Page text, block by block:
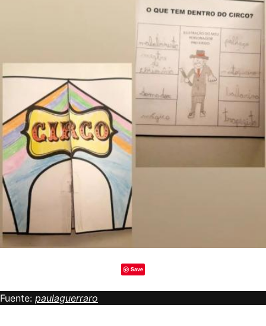
Save
Fuente: paulaguerraro